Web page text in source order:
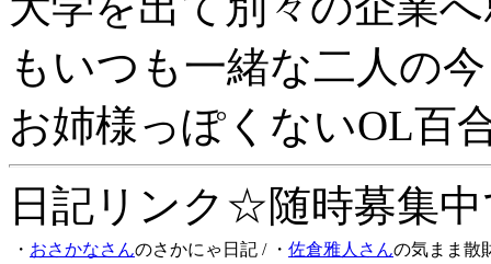
もいつも一緒な二人の
お姉様っぽくないOL百
日記リンク☆随時募集
・ おさかなさんのさかにゃ日記 / ・ 佐倉雅人さんの気まま散